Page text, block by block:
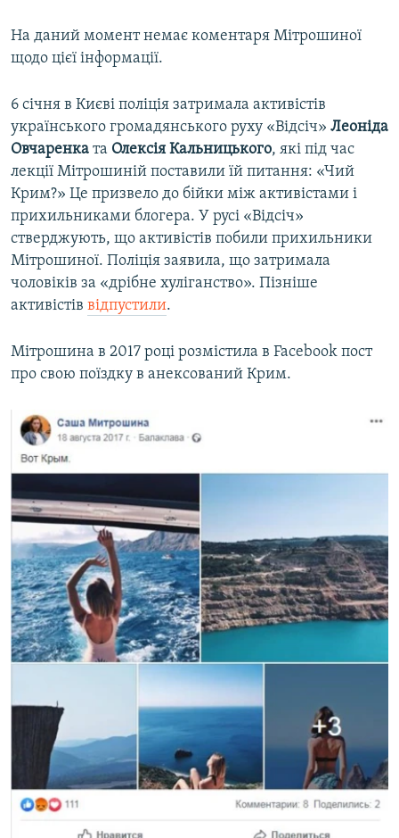
На даний момент немає коментаря Мітрошиної
щодо цієї інформації.
6 січня в Києві поліція затримала активістів
українського громадянського руху «Відсіч» Леоніда
Овчаренка та Олексія Кальницького, які під час
лекції Мітрошиній поставили їй питання: «Чий
Крим?» Це призвело до бійки між активістами і
прихильниками блогера. У русі «Відсіч»
стверджують, що активістів побили прихильники
Мітрошиної. Поліція заявила, що затримала
чоловіків за «дрібне хуліганство». Пізніше
активістів відпустили.
Мітрошина в 2017 році розмістила в Facebook пост
про свою поїздку в анексований Крим.